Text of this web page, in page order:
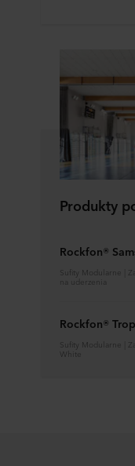
Produkty
Rockfon®
Sufity Modularne |
na uderzenia
Rockfon®
Sufity Modularne |
White